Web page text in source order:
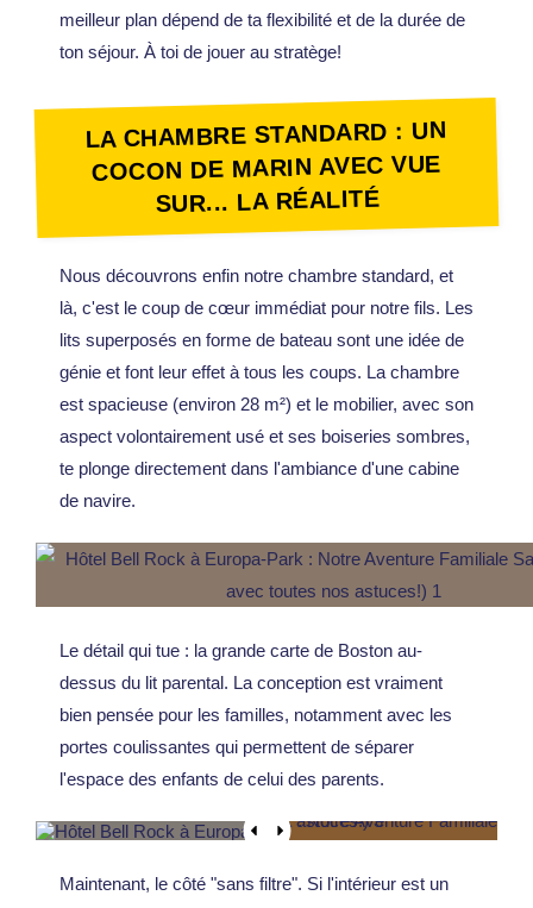
meilleur plan dépend de ta flexibilité et de la durée de
ton séjour. À toi de jouer au stratège!
LA CHAMBRE STANDARD : UN
COCON DE MARIN AVEC VUE
SUR... LA RÉALITÉ
Nous découvrons enfin notre chambre standard, et
là, c'est le coup de cœur immédiat pour notre fils. Les
lits superposés en forme de bateau sont une idée de
génie et font leur effet à tous les coups. La chambre
est spacieuse (environ 28 m²) et le mobilier, avec son
aspect volontairement usé et ses boiseries sombres,
te plonge directement dans l'ambiance d'une cabine
de navire.
Le détail qui tue : la grande carte de Boston au-
dessus du lit parental. La conception est vraiment
bien pensée pour les familles, notamment avec les
portes coulissantes qui permettent de séparer
l'espace des enfants de celui des parents.
Maintenant, le côté "sans filtre". Si l'intérieur est un